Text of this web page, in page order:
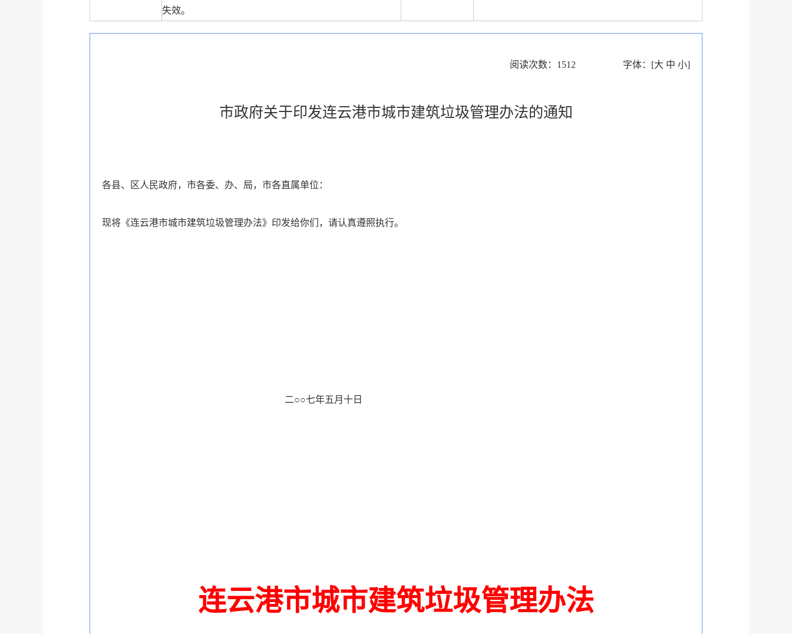
失效。
阅读次数： 1512 字体： [大 中 小]
市政府关于印发连云港市城市建筑垃圾管理办法的通知
各县、区人民政府，市各委、办、局，市各直属单位：
现将《连云港市城市建筑垃圾管理办法》印发给你们，请认真遵照执行。
二○○七年五月十日
连云港市城市建筑垃圾管理办法